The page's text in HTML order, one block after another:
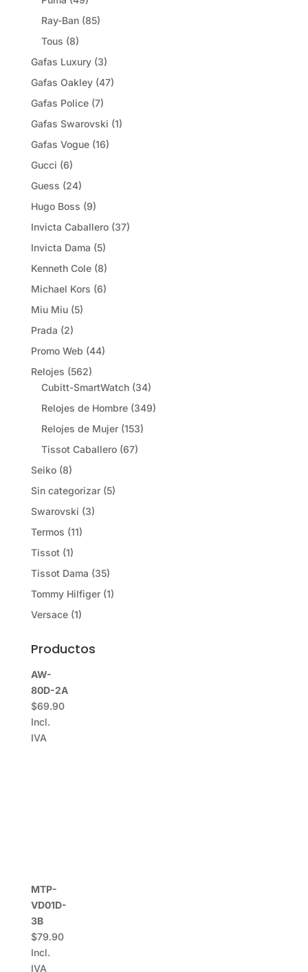
Ray-Ban (85)
Tous (8)
Gafas Luxury (3)
Gafas Oakley (47)
Gafas Police (7)
Gafas Swarovski (1)
Gafas Vogue (16)
Gucci (6)
Guess (24)
Hugo Boss (9)
Invicta Caballero (37)
Invicta Dama (5)
Kenneth Cole (8)
Michael Kors (6)
Miu Miu (5)
Prada (2)
Promo Web (44)
Relojes (562)
Cubitt-SmartWatch (34)
Relojes de Hombre (349)
Relojes de Mujer (153)
Tissot Caballero (67)
Seiko (8)
Sin categorizar (5)
Swarovski (3)
Termos (11)
Tissot (1)
Tissot Dama (35)
Tommy Hilfiger (1)
Versace (1)
Productos
AW-
80D-2A
$69.90
Incl.
IVA
MTP-
VD01D-
3B
$79.90
Incl.
IVA